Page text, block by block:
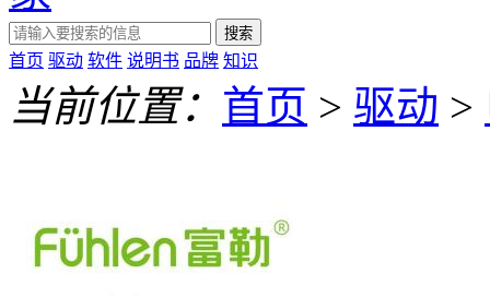
搜索
首页 驱动 软件 说明书 品牌 知识
当前位置： 首页 > 驱动 >